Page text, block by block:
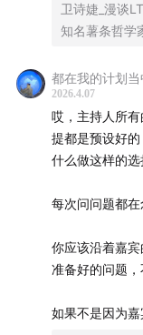
卫诗婕_漫谈
知名薯条哲学
都在我的计划当
2026.4.07
哎，主持人所
提都是预设好
什么做这样的选
每次问问题都
你应该沿着嘉
准备好的问题，
如果不是因为